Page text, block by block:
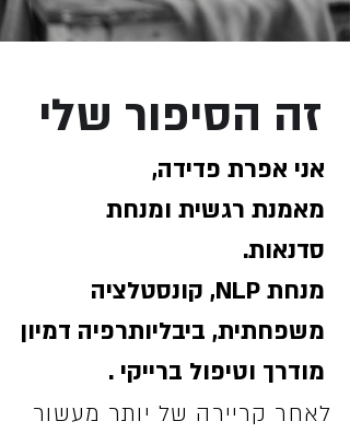
זה הסיפור שלי
אני אפרת פדידה,
מאמנת רגשית ומנחת
סדנאות.
מנחת NLP, קונסטלציה
משפחתית, ביבליותרפיה דמיון
מודרך וטיפול ברייקי .
לאחר קריירה של יותר מעשור